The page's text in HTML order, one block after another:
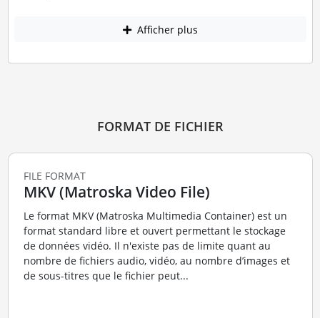
Afficher plus
FORMAT DE FICHIER
FILE FORMAT
MKV (Matroska Video File)
Le format MKV (Matroska Multimedia Container) est un
format standard libre et ouvert permettant le stockage
de données vidéo. Il n'existe pas de limite quant au
nombre de fichiers audio, vidéo, au nombre d’images et
de sous-titres que le fichier peut...